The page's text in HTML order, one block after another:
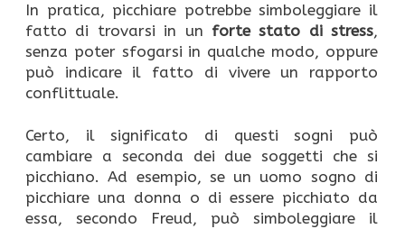
In pratica, picchiare potrebbe simboleggiare il
fatto di trovarsi in un forte stato di stress,
senza poter sfogarsi in qualche modo, oppure
può indicare il fatto di vivere un rapporto
conflittuale.
Certo, il significato di questi sogni può
cambiare a seconda dei due soggetti che si
picchiano. Ad esempio, se un uomo sogno di
picchiare una donna o di essere picchiato da
essa, secondo Freud, può simboleggiare il